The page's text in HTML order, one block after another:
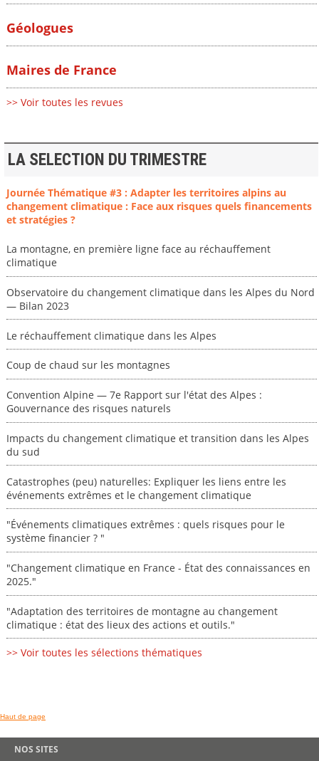
Géologues
Maires de France
>> Voir toutes les revues
LA SELECTION DU TRIMESTRE
Journée Thématique #3 : Adapter les territoires alpins au
changement climatique : Face aux risques quels financements
et stratégies ?
La montagne, en première ligne face au réchauffement
climatique
Observatoire du changement climatique dans les Alpes du Nord
— Bilan 2023
Le réchauffement climatique dans les Alpes
Coup de chaud sur les montagnes
Convention Alpine — 7e Rapport sur l'état des Alpes :
Gouvernance des risques naturels
Impacts du changement climatique et transition dans les Alpes
du sud
Catastrophes (peu) naturelles: Expliquer les liens entre les
événements extrêmes et le changement climatique
"Événements climatiques extrêmes : quels risques pour le
système financier ? "
"Changement climatique en France - État des connaissances en
2025."
"Adaptation des territoires de montagne au changement
climatique : état des lieux des actions et outils."
>> Voir toutes les sélections thématiques
Haut de page
NOS SITES